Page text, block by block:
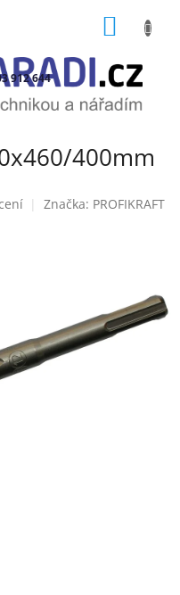
912 644
400mm
Značka: PROFIKRAFT